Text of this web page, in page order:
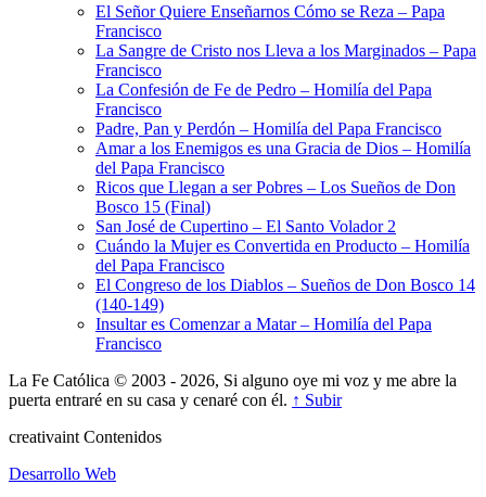
El Señor Quiere Enseñarnos Cómo se Reza – Papa
Francisco
La Sangre de Cristo nos Lleva a los Marginados – Papa
Francisco
La Confesión de Fe de Pedro – Homilía del Papa
Francisco
Padre, Pan y Perdón – Homilía del Papa Francisco
Amar a los Enemigos es una Gracia de Dios – Homilía
del Papa Francisco
Ricos que Llegan a ser Pobres – Los Sueños de Don
Bosco 15 (Final)
San José de Cupertino – El Santo Volador 2
Cuándo la Mujer es Convertida en Producto – Homilía
del Papa Francisco
El Congreso de los Diablos – Sueños de Don Bosco 14
(140-149)
Insultar es Comenzar a Matar – Homilía del Papa
Francisco
La Fe Católica © 2003 - 2026, Si alguno oye mi voz y me abre la
puerta entraré en su casa y cenaré con él. ↑ Subir
creativaint Contenidos
Desarrollo Web